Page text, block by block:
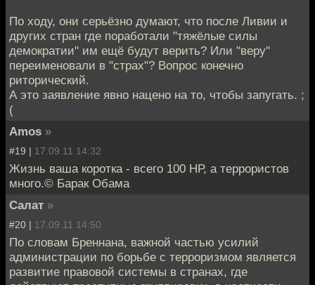
По ходу, они серьёзно думают, что после Ливии и
других стран где поработали "тяжёлые силы
демократии" им ещё будут верить? Или "веру"
переименовали в "страх"? Вопрос конечно
риторический.
А это заявление явно нацено на то, чтобы запугать. ;
(
Amos »
#19 | 17.09.11 14:32
Жизнь ваша коротка - всего 100 НР, а террористов
много.© Барак Обама
Салат »
#20 | 17.09.11 14:50
По словам Бреннана, важной частью усилий
администрации по борьбе с терроризмом является
развитие правовой системы в странах, где